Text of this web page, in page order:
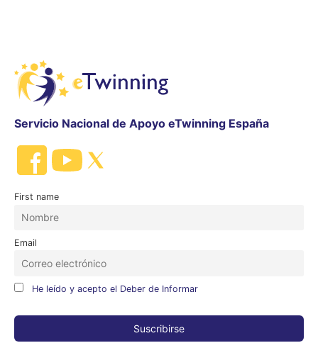
Servicio Nacional de Apoyo eTwinning España
First name
Email
He leído y acepto el Deber de Informar